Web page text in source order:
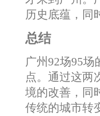
历史底蕴，同
总结
广州92场95
点。通过这两
境的改善，同
传统的城市转